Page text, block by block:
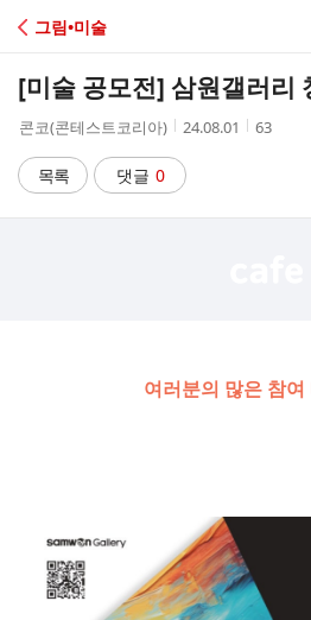
C
A
그림•미술
[미술 공모전] 삼원갤러리
작
자
콘코(콘테스트코리아)
작
시
간
24.08.01
조
63
목록 댓글 0
여러분의 많은 참여